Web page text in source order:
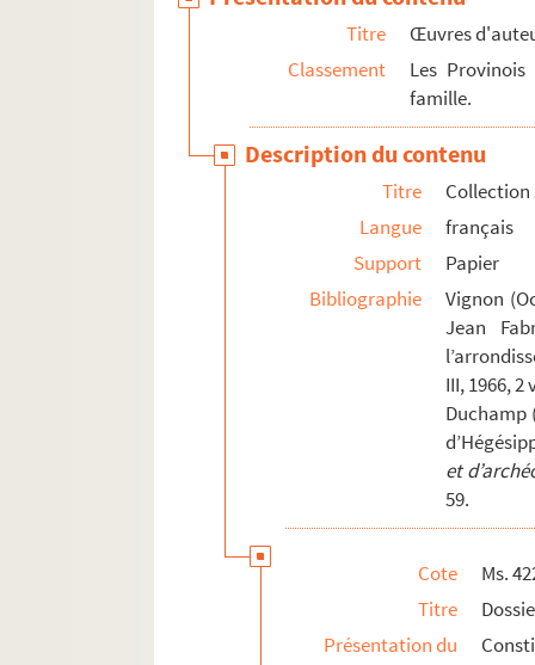
Ms. 364. Fables chinoises
Ms. 391. Registre de la confrérie Saint-Lié
Ms. 405. Lettres patentes sur les foires de
Ms. 406. Fragment de traité
Ms. 450. Fondation de rente sur le fief de
Ms. 513. Ðình Chiêủ Nguyêñ. Luc-Van Tiên
Ms. 521. Dictionnaire galant dans l'ordre
Ms. 523. Recueil de fables
Ms. 533. Charles Martin. Abrégé du commun
Ms. 542. Phisica seu Naturae studium
Ms. 813. Cahier d'écolier d'histoire de France
Ms. 814. Histoire naturelle médicale : Antoine
Fonds François-Thomas-Marie-de-
Fonds Félix-Bourquelot, suite
Fonds Danièle-Denis
Titre
Œuvres
Classement
Les
famille.
Description du contenu
Titre
Collection
Langue
français
Support
Papier
Bibliographie
Vignon
Jean
III, 1966, 2
Duchamp
et
59.
Cote
Ms.
Titre
Présentation du